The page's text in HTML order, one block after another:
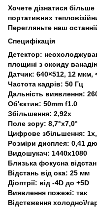
Хочете дізнатися
портативних
Перегляньте наш
Специфікація
Детектор:
площині з оксиду
Датчик: 640×512, 12 мкм,
Частота кадрів: 50 Гц
Дальність виявлення:
Об'єктив: 50mm f1.0
Збільшення: 2,92x
Поле зору: 8,7°x7,0°
Цифрове збільшення:
Розміри дисплея: 0,41
Видошукач: 1440x1080
Близька фокусна
Відстань від ока: 25 мм
Діоптрії: від -4D до +5D
Виявлення пожежі: так
Відстеження холодної/